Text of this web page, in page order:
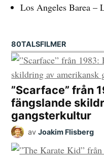
Los Angeles Barea –
80TALSFILMER
”Scarface” från
fängslande
gangsterkultur
av Joakim Flisberg